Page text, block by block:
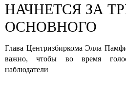
НАЧНЕТСЯ ЗА
ОСНОВНОГО
Глава Центризбиркома Элла
важно, чтобы во время
наблюдатели